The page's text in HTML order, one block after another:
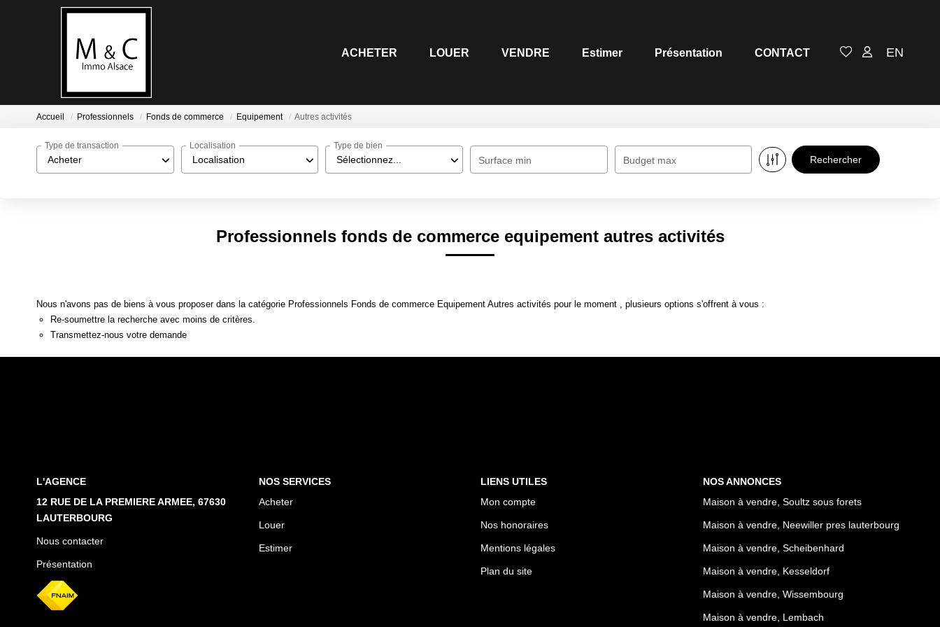
ACHETER LOUER VENDRE Estimer Présentation CONTACT EN
Accueil Professionnels Fonds de commerce Equipement Autres activités
Acheter
Type de transaction
Localisation
Localisation
Sélectionnez...
Type de bien
Surface min Budget max
Professionnels fonds de commerce equipement autres activités
Nous n'avons pas de biens à vous proposer dans la catégorie Professionnels Fonds de commerce Equipement Autres activités pour le moment , plusieurs options s'offrent à vous :
Re-soumettre la recherche avec moins de critères.
Transmettez-nous votre demande
L'AGENCE
12 RUE DE LA PREMIERE ARMEE, 67630
LAUTERBOURG
Nous contacter
Présentation
NOS SERVICES
Acheter
Louer
Estimer
LIENS UTILES
Mon compte
Nos honoraires
Mentions légales
Plan du site
NOS ANNONCES
Maison à vendre, Soultz sous forets
Maison à vendre, Neewiller pres lauterbourg
Maison à vendre, Scheibenhard
Maison à vendre, Kesseldorf
Maison à vendre, Wissembourg
Maison à vendre, Lembach